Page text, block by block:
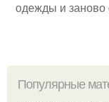
одежды и заново
Популярные